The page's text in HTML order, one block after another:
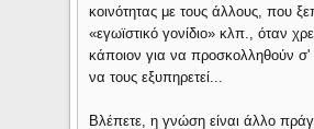
κοινότητας με τους άλλους, που
«εγωϊστικό γονίδιο» κλπ., όταν
κάποιον για να προσκολληθούν σ'
να τους εξυπηρετεί...
Βλέπετε, η γνώση είναι άλλο